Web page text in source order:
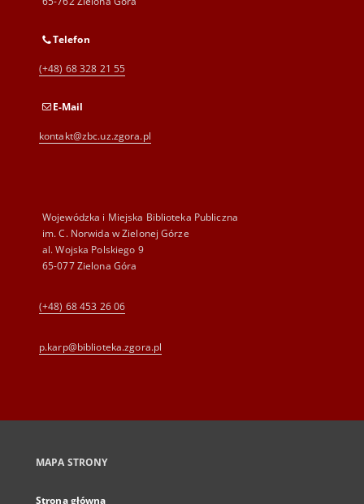
Telefon
(+48) 68 328 21 55
E-Mail
kontakt@zbc.uz.zgora.pl
Wojewódzka i Miejska Biblioteka Publiczna
im. C. Norwida w Zielonej Górze
al. Wojska Polskiego 9
65-077 Zielona Góra
(+48) 68 453 26 06
p.karp@biblioteka.zgora.pl
MAPA STRONY
Strona główna